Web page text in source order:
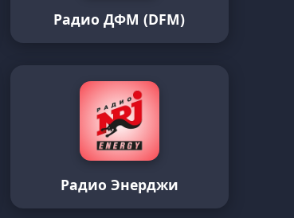
Радио ДФМ (DFM)
Радио Энерджи